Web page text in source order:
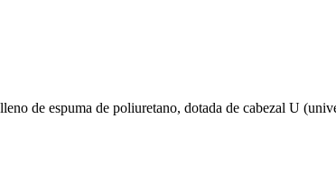
de espuma de poliuretano, dotada de cabezal U